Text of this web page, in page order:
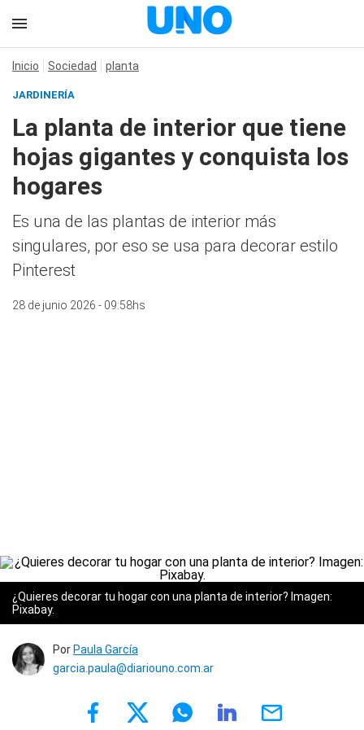
Inicio Sociedad planta
JARDINERÍA
La planta de interior que tiene
hojas gigantes y conquista los
hogares
Es una de las plantas de interior más
singulares, por eso se usa para decorar estilo
Pinterest
28 de junio 2026 - 09:58hs
¿Quieres decorar tu hogar con una planta de interior? Imagen:
Pixabay.
Por Paula García
garcia.paula@diariouno.com.ar